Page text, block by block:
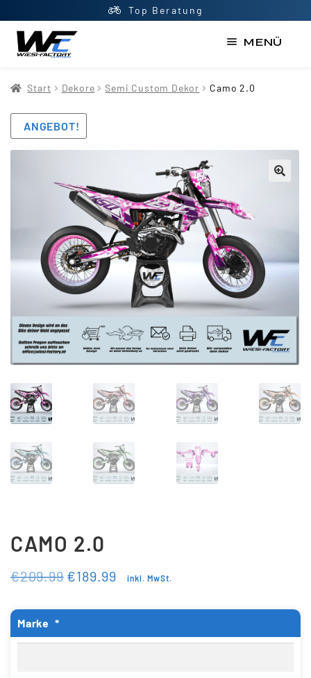
Top Beratung
MENÜ
Datenschutzerklärung
Impressum
Mein Konto
Newsletter
Updraft Central
Vertrag widerrufen
Warenkorb
Widerrufsbelehrung
Wunschliste
Start Dekore Semi Custom Dekor Camo 2.0
ANGEBOT!
CAMO 2.0
€209.99 €189.99 inkl. MwSt.
Marke *